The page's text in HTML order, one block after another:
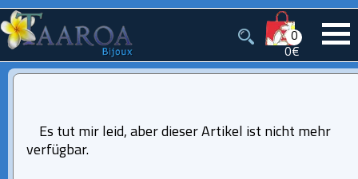
0
0€
Es tut mir leid, aber dieser Artikel ist nicht mehr
verfügbar.